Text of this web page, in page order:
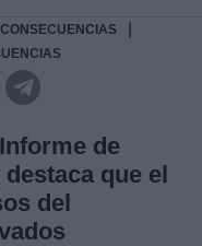
de
que el
del